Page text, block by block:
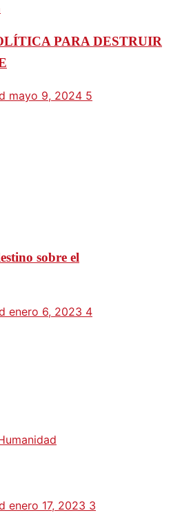
PARA DESTRUIR
mayo 9, 2024 5
sobre el
enero 6, 2023 4
enero 17, 2023 3